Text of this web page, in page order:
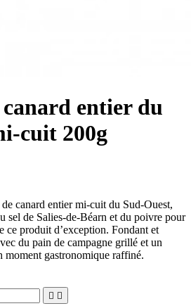
entier du
cuit 200g
canard entier mi-cuit du Sud-Ouest,
sel de Salies-de-Béarn et du poivre pour
ce produit d’exception. Fondant et
du pain de campagne grillé et un
moment gastronomique raffiné.
 